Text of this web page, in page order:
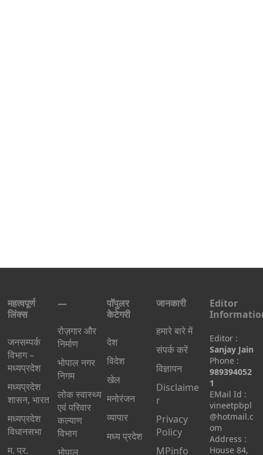
महत्वपूर्ण
लिंक्स
जनसम्पर्क
विभाग –
मध्यप्रदेश
मध्यप्रदेश
शासन, भारत
मध्‍यप्रदेश
विधानसभा
म. प्र.
—
रोज़गार और
निर्माण
भोपाल नगर
निगम
लोक स्वास्थ्य
एवं परिवार
कल्याण
विभाग
भोपाल
पॉपुलर
केटेगरी
देश
विदेश
खेल
मनोरंजन
व्यापार
मध्य प्रदेश
जानकारी
हमारे बारे में
संपर्क करें
विज्ञापन
Disclaime
r
Privacy
Policy
MPinfo
Editor
Editor :
Sanjay Jain
Phone :
989394052
1
EMail Id :
vineetpbpl
@hotmail.c
om
Address :
House 84,